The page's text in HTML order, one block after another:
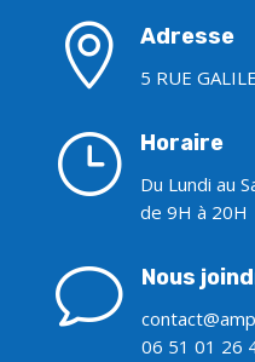
 Adresse
5 RUE
} Horaire
Du Lundi au
de 9H à 20H
v Nous
06 51 01 26